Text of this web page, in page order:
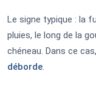
Le signe typique : la
pluies, le long de la
chéneau. Dans ce
déborde.